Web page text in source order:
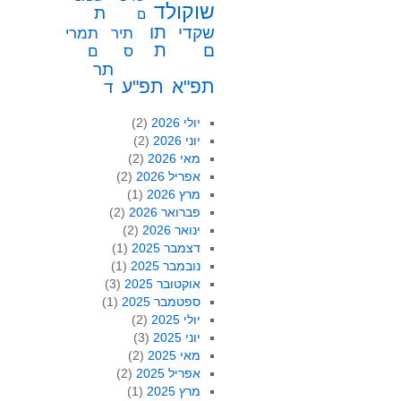
שוקולד ם
ת
שקדי
ם
תו
ת
תיר
ס
תמרי
ם
תפ"א תפ"ע
תר
ד
יולי 2026
(2)
יוני 2026
(2)
מאי 2026
(2)
אפריל 2026
(2)
מרץ 2026
(1)
פברואר 2026
(2)
ינואר 2026
(2)
דצמבר 2025
(1)
נובמבר 2025
(1)
אוקטובר 2025
(3)
ספטמבר 2025
(1)
יולי 2025
(2)
יוני 2025
(3)
מאי 2025
(2)
אפריל 2025
(2)
מרץ 2025
(1)